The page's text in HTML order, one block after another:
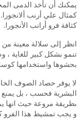
يمكنك أن تأخذ الدمى
كمثال علي أرنب
كثافة فرو أرانب الأنجورا.
انظر إلى سلالة معينة من
تنمو بشكل كبير للغاية
بحشوها واستخدامها
لا يوفر حصاد الصوف
البشرية فحسب ، بل
بطريقة مروعة حيث انها
و يجب تمشيط هذا الفرو